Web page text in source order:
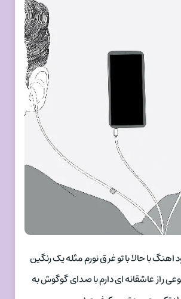
اهنگ با حالا با تو غرق نورم مثله یک رنگین
عاشقانه ای دارم با صدای گوگوش به